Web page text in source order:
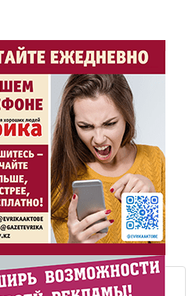
важная для зрителей ...
Скажем НЕТ
Жаңа әліпбиді бірге
Жаңа әліпбиді бірге
Латын әліпбиі -
Ты прекрасна! С